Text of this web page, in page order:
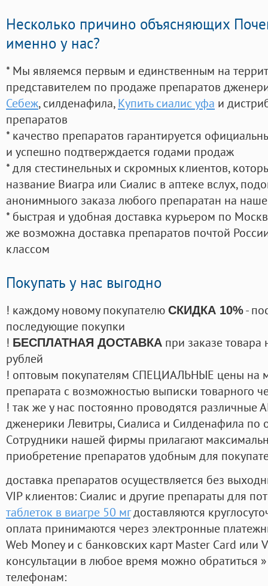
Несколько причино объясняющих
именно у нас?
* Мы являемся первым и единственным на
представителем по продаже препаратов
Себеж, силденафила, Купить сиалис уфа и
препаратов
* качество препаратов гарантируется
и успешно подтверждается годами продаж
* для стестинельных и скромных клиентов,
название Виагра или Сиалис в аптеке вслух,
анонимныого заказа любого препаратан на
* быстрая и удобная доставка курьером по
же возможна доставка препаратов почтой
классом
Покупать у нас выгодно
! каждому новому покупателю СКИДКА 10%-
последующие покупки
! БЕСПЛАТНАЯ ДОСТАВКА при заказе
рублей
! оптовым покупателям СПЕЦИАЛЬНЫЕ цены на
препарата с возможностью выписки товарного
! так же у нас постоянно проводятся
дженерики Левитры, Сиалиса и Силденафила по
Cотрудники нашей фирмы прилагают
приобретение препаратов удобным для
доставка препаратов осуществляется без
VIP клиентов: Сиалис и другие препараты для
таблеток в виагре 50 мгдоставляются
оплата принимаются через электронные
Web Money и с банковских карт Master Card или
консультации в любое время можно обратиться
телефонам: